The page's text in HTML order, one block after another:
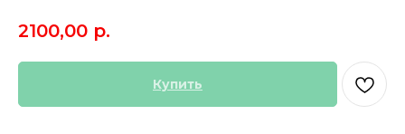
2100,00 р.
Купить